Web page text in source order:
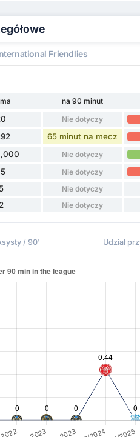
Friendlies
na 90 minut
Nie dotyczy
65 minut na mecz
Nie dotyczy
Nie dotyczy
5 Nie dotyczy
2 Nie dotyczy
/ 90' Udział